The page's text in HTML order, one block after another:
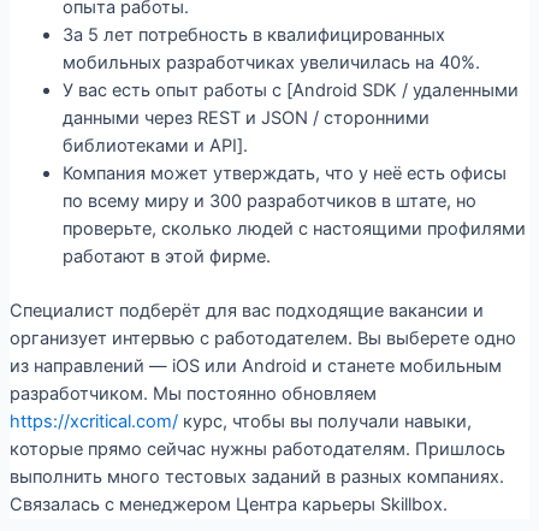
опыта работы.
За 5 лет потребность в квалифицированных
мобильных разработчиках увеличилась на 40%.
У вас есть опыт работы с [Android SDK / удаленными
данными через REST и JSON / сторонними
библиотеками и API].
Компания может утверждать, что у неё есть офисы
по всему миру и 300 разработчиков в штате, но
проверьте, сколько людей с настоящими профилями
работают в этой фирме.
Специалист подберёт для вас подходящие вакансии и
организует интервью с работодателем. Вы выберете одно
из направлений — iOS или Android и станете мобильным
разработчиком. Мы постоянно обновляем
https://xcritical.com/курс, чтобы вы получали навыки,
которые прямо сейчас нужны работодателям. Пришлось
выполнить много тестовых заданий в разных компаниях.
Связалась с менеджером Центра карьеры Skillbox.